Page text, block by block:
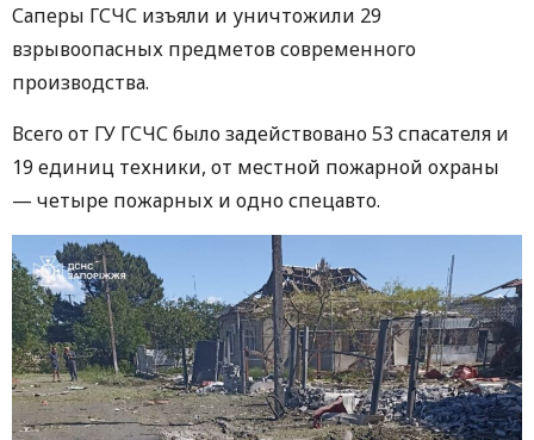
Саперы ГСЧС изъяли и уничтожили 29
взрывоопасных предметов современного
производства.
Всего от ГУ ГСЧС было задействовано 53 спасателя и
19 единиц техники, от местной пожарной охраны
— четыре пожарных и одно спецавто.